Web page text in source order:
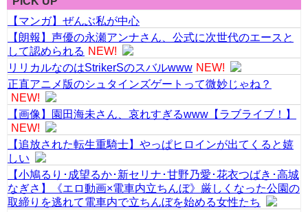
【マンガ】ぜんぶ私が中心
【朗報】声優の永瀬アンナさん、公式に次世代のエースと
して認められる NEW!
リリカルなのはStrikerSのスバルwww NEW!
正直アニメ版のシュタインズゲートって微妙じゃね？
NEW!
【画像】園田海未さん、哀れすぎるwww【ラブライブ！】
NEW!
【追放された転生重騎士】やっぱヒロインが出てくると嬉
しい
【小鳩るり･成望るか･新セリナ･甘野乃愛･花衣つばき･高城
なぎさ】《エロ動画×電車内立ちんぼ》厳しくなった公園の
取締りを逃れて電車内で立ちんぼを始める女性たち